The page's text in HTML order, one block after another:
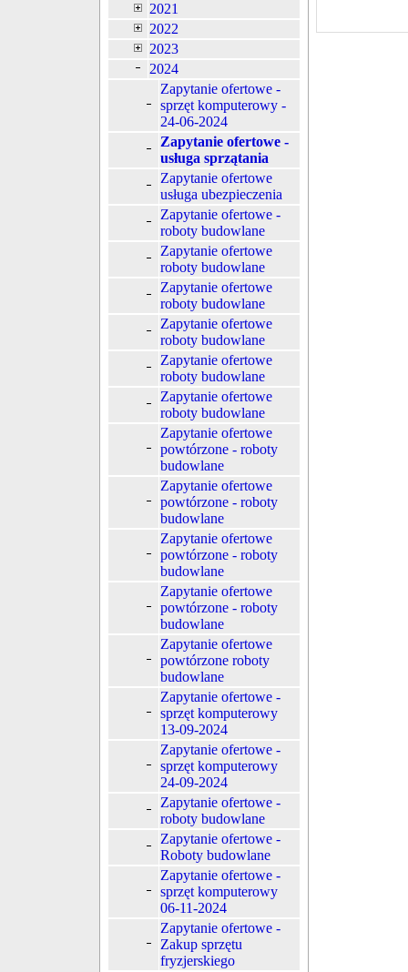
2021
2022
2023
2024
Zapytanie ofertowe -
sprzęt komputerowy -
24-06-2024
Zapytanie ofertowe -
usługa sprzątania
Zapytanie ofertowe
usługa ubezpieczenia
Zapytanie ofertowe -
roboty budowlane
Zapytanie ofertowe
roboty budowlane
Zapytanie ofertowe
roboty budowlane
Zapytanie ofertowe
roboty budowlane
Zapytanie ofertowe
roboty budowlane
Zapytanie ofertowe
roboty budowlane
Zapytanie ofertowe
powtórzone - roboty
budowlane
Zapytanie ofertowe
powtórzone - roboty
budowlane
Zapytanie ofertowe
powtórzone - roboty
budowlane
Zapytanie ofertowe
powtórzone - roboty
budowlane
Zapytanie ofertowe
powtórzone roboty
budowlane
Zapytanie ofertowe -
sprzęt komputerowy
13-09-2024
Zapytanie ofertowe -
sprzęt komputerowy
24-09-2024
Zapytanie ofertowe -
roboty budowlane
Zapytanie ofertowe -
Roboty budowlane
Zapytanie ofertowe -
sprzęt komputerowy
06-11-2024
Zapytanie ofertowe -
Zakup sprzętu
fryzjerskiego